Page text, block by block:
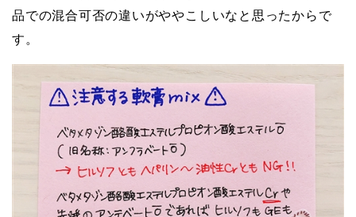
品での混合可否の違いがややこしいなと思ったからで
す。